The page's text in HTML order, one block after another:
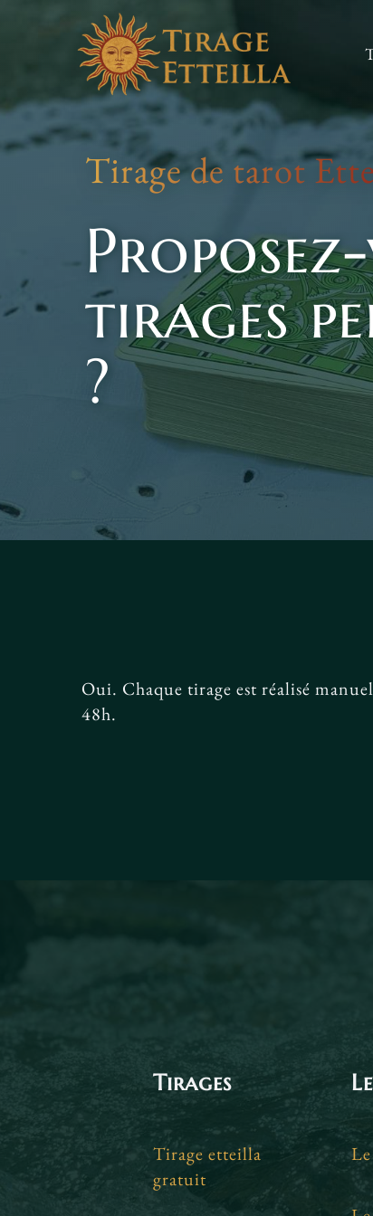
Tirage de tarot
tirages
?
Oui. Chaque tirage est réalisé
48h.
Tirages
Tirage etteilla
gratuit